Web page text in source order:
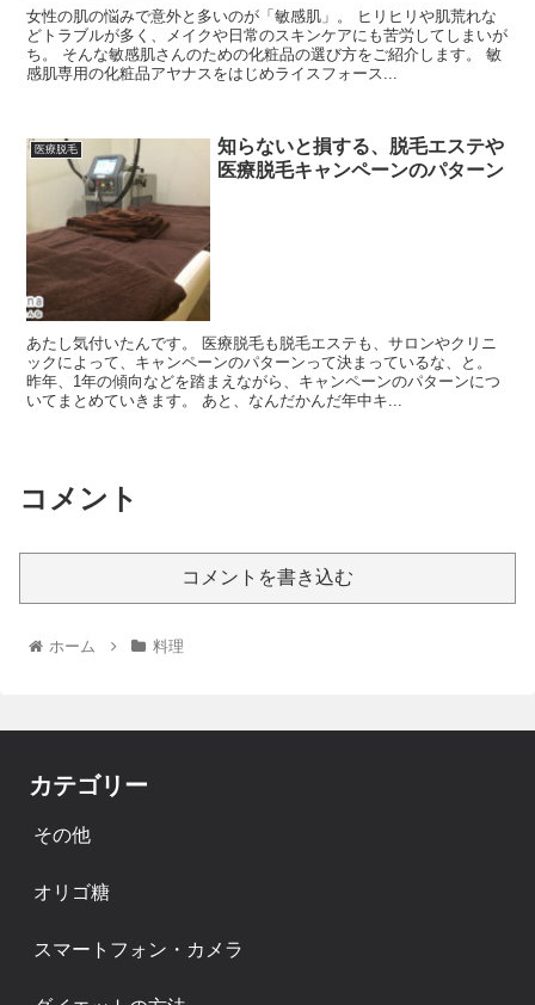
女性の肌の悩みで意外と多いのが「敏感肌」。 ヒリヒリや肌荒れな
どトラブルが多く、メイクや日常のスキンケアにも苦労してしまいが
ち。 そんな敏感肌さんのための化粧品の選び方をご紹介します。 敏
感肌専用の化粧品アヤナスをはじめライスフォース...
医療脱毛
知らないと損する、脱毛エステや
医療脱毛キャンペーンのパターン
あたし気付いたんです。 医療脱毛も脱毛エステも、サロンやクリニ
ックによって、キャンペーンのパターンって決まっているな、と。
昨年、1年の傾向などを踏まえながら、キャンペーンのパターンにつ
いてまとめていきます。 あと、なんだかんだ年中キ...
コメント
コメントを書き込む
ホーム 料理
カテゴリー
その他
オリゴ糖
スマートフォン・カメラ